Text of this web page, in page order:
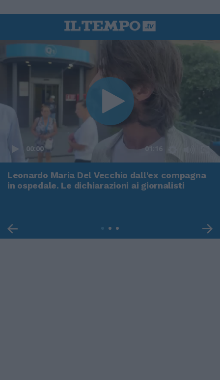
00:00 01:16
Leonardo Maria Del Vecchio dall'ex compagna
in ospedale. Le dichiarazioni ai giornalisti